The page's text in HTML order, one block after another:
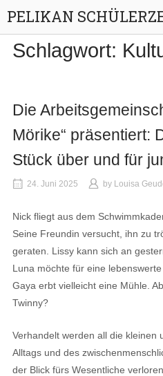
PELIKAN
Schlagwort:
Die
Mörike“ präsentiert:
Stück über und für
24. Juni 2025 by Louisa
Nick fliegt aus dem
Seine Freundin versucht, ihn zu
geraten. Lissy kann sich an
Luna möchte für eine
Gaya erbt vielleicht eine Mühle.
Twinny?
Verhandelt werden all die kleinen
Alltags und des
der Blick fürs Wesentliche